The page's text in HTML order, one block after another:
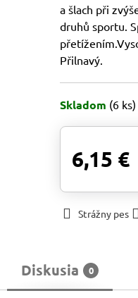
a šlach při
druhů sportu.
Přilnavý.
Skladom (6 ks)
6,15 €
Strážny pes
Diskusia 0